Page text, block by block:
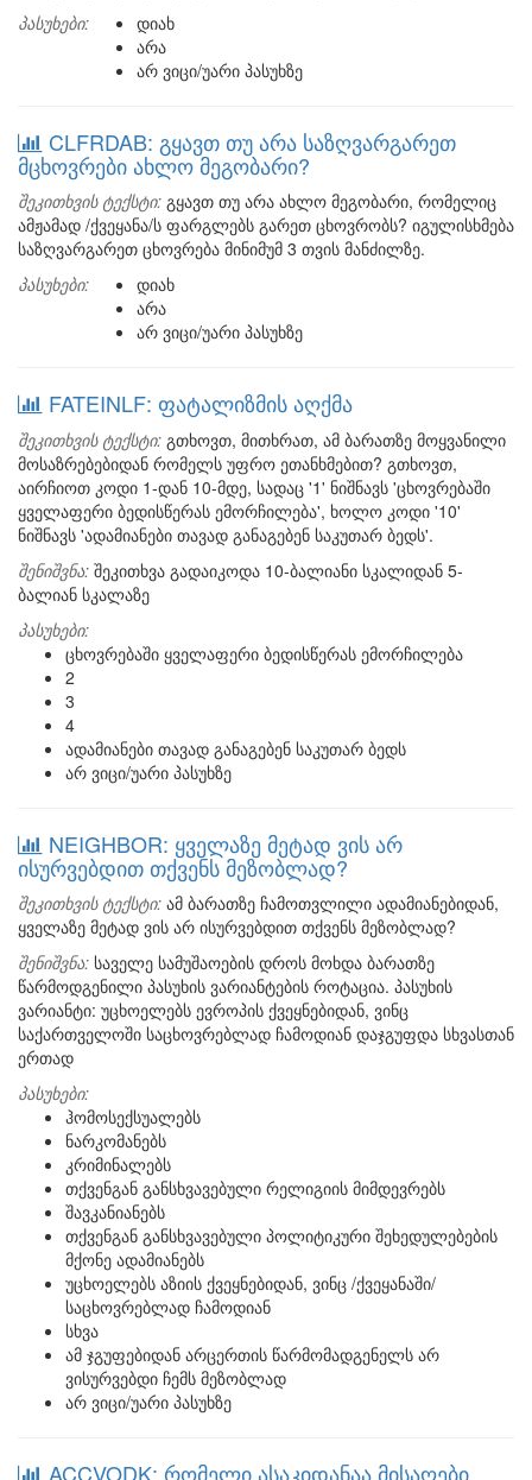
პასუხები:
დიახ
არა
არ ვიცი/უარი პასუხზე
CLFRDAB: გყავთ თუ არა საზღვარგარეთ
მცხოვრები ახლო მეგობარი?
შეკითხვის ტექსტი: გყავთ თუ არა ახლო მეგობარი, რომელიც
ამჟამად /ქვეყანა/ს ფარგლებს გარეთ ცხოვრობს? იგულისხმება
საზღვარგარეთ ცხოვრება მინიმუმ 3 თვის მანძილზე.
პასუხები:
დიახ
არა
არ ვიცი/უარი პასუხზე
FATEINLF: ფატალიზმის აღქმა
შეკითხვის ტექსტი: გთხოვთ, მითხრათ, ამ ბარათზე მოყვანილი
მოსაზრებებიდან რომელს უფრო ეთანხმებით? გთხოვთ,
აირჩიოთ კოდი 1-დან 10-მდე, სადაც '1' ნიშნავს 'ცხოვრებაში
ყველაფერი ბედისწერას ემორჩილება', ხოლო კოდი '10'
ნიშნავს 'ადამიანები თავად განაგებენ საკუთარ ბედს'.
შენიშვნა: შეკითხვა გადაიკოდა 10-ბალიანი სკალიდან 5-
ბალიან სკალაზე
პასუხები:
ცხოვრებაში ყველაფერი ბედისწერას ემორჩილება
2
3
4
ადამიანები თავად განაგებენ საკუთარ ბედს
არ ვიცი/უარი პასუხზე
NEIGHBOR: ყველაზე მეტად ვის არ
ისურვებდით თქვენს მეზობლად?
შეკითხვის ტექსტი: ამ ბარათზე ჩამოთვლილი ადამიანებიდან,
ყველაზე მეტად ვის არ ისურვებდით თქვენს მეზობლად?
შენიშვნა: საველე სამუშაოების დროს მოხდა ბარათზე
წარმოდგენილი პასუხის ვარიანტების როტაცია. პასუხის
ვარიანტი: უცხოელებს ევროპის ქვეყნებიდან, ვინც
საქართველოში საცხოვრებლად ჩამოდიან დაჯგუფდა სხვასთან
ერთად
პასუხები:
ჰომოსექსუალებს
ნარკომანებს
კრიმინალებს
თქვენგან განსხვავებული რელიგიის მიმდევრებს
შავკანიანებს
თქვენგან განსხვავებული პოლიტიკური შეხედულებების
მქონე ადამიანებს
უცხოელებს აზიის ქვეყნებიდან, ვინც /ქვეყანაში/
საცხოვრებლად ჩამოდიან
სხვა
ამ ჯგუფებიდან არცერთის წარმომადგენელს არ
ვისურვებდი ჩემს მეზობლად
არ ვიცი/უარი პასუხზე
ACCVODK: რომელი ასაკიდანაა მისაღები